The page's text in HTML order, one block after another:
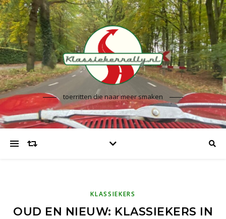
toerritten die naar meer smaken
KLASSIEKERS
OUD EN NIEUW: KLASSIEKERS IN